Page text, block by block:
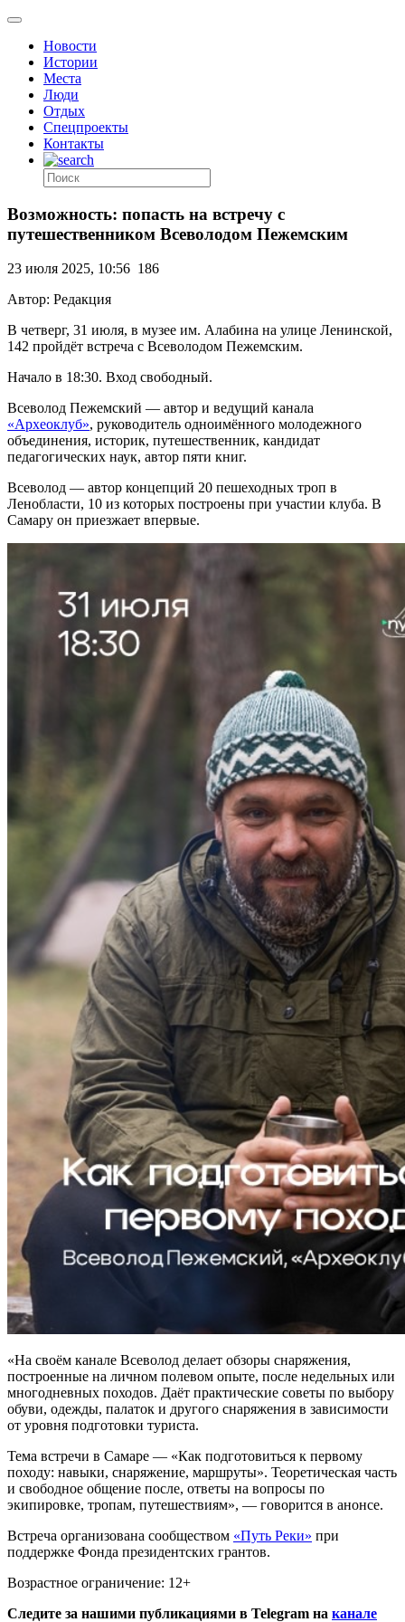
Новости
Истории
Места
Люди
Отдых
Спецпроекты
Контакты
Возможность: попасть на встречу с
путешественником Всеволодом Пежемским
23 июля 2025, 10:56 186
Автор: Редакция
В четверг, 31 июля, в музее им. Алабина на улице Ленинской,
142 пройдёт встреча с Всеволодом Пежемским.
Начало в 18:30. Вход свободный.
Всеволод Пежемский — автор и ведущий канала
«Археоклуб», руководитель одноимённого молодежного
объединения, историк, путешественник, кандидат
педагогических наук, автор пяти книг.
Всеволод — автор концепций 20 пешеходных троп в
Ленобласти, 10 из которых построены при участии клуба. В
Самару он приезжает впервые.
«На своём канале Всеволод делает обзоры снаряжения,
построенные на личном полевом опыте, после недельных или
многодневных походов. Даёт практические советы по выбору
обуви, одежды, палаток и другого снаряжения в зависимости
от уровня подготовки туриста.
Тема встречи в Самаре — «Как подготовиться к первому
походу: навыки, снаряжение, маршруты». Теоретическая часть
и свободное общение после, ответы на вопросы по
экипировке, тропам, путешествиям», — говорится в анонсе.
Встреча организована сообществом «Путь Реки» при
поддержке Фонда президентских грантов.
Возрастное ограничение: 12+
Следите за нашими публикациями в Telegram на канале